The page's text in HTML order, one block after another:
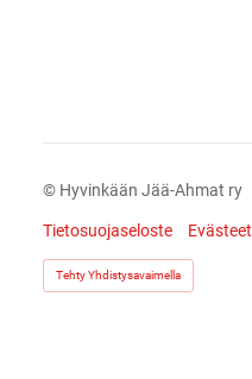
© Hyvinkään Jää-Ahmat ry
Tietosuojaseloste
Evästeet
Tehty Yhdistysavaimella